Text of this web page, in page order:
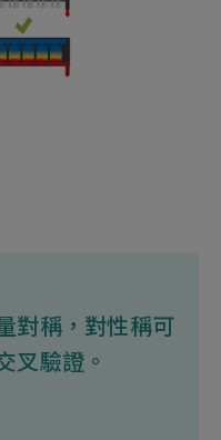
對稱，對性稱可
叉驗證。